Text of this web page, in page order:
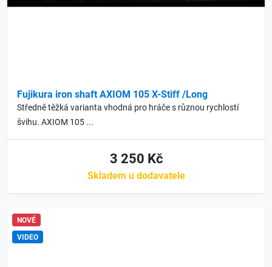
Fujikura iron shaft AXIOM 105 X-Stiff /Long
Středně těžká varianta vhodná pro hráče s různou rychlostí
švihu. AXIOM 105 ...
3 250 Kč
Skladem u dodavatele
NOVÉ
VIDEO